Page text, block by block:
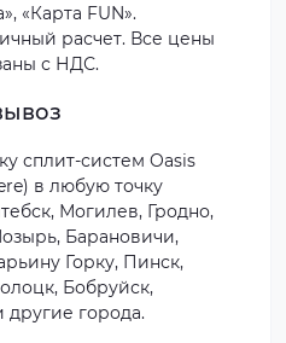
«Карта FUN».
расчет. Все цены
с НДС.
сплит-систем Oasis
в любую точку
Могилев, Гродно,
Барановичи,
Горку, Пинск,
Бобруйск,
города.